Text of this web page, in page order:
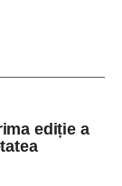
stare gravă la
fermeie
lovită de o
Transylvania
ediție a